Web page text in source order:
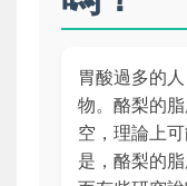
胃酸過多的
物。酪梨的
空，理論上
是，酪梨的